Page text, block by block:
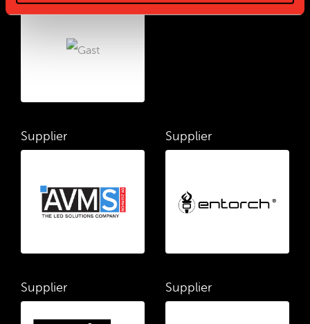
Supplier Supplier
Supplier Supplier